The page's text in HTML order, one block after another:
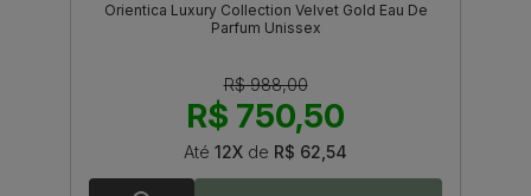
Orientica Luxury Collection Velvet Gold Eau De
Parfum Unissex
R$ 988,00
R$ 750,50
Até 12X de R$ 62,54